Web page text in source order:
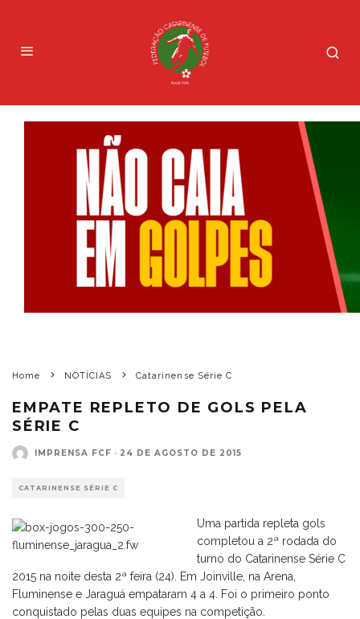
Home NOTÍCIAS Catarinense Série C
EMPATE REPLETO DE GOLS PELA
SÉRIE C
IMPRENSA FCF · 24 DE AGOSTO DE 2015
CATARINENSE SÉRIE C
Uma partida repleta gols
completou a 2ª rodada do
turno do Catarinense Série C
2015 na noite desta 2ª feira (24). Em Joinville, na Arena,
Fluminense e Jaraguá empataram 4 a 4. Foi o primeiro ponto
conquistado pelas duas equipes na competição.